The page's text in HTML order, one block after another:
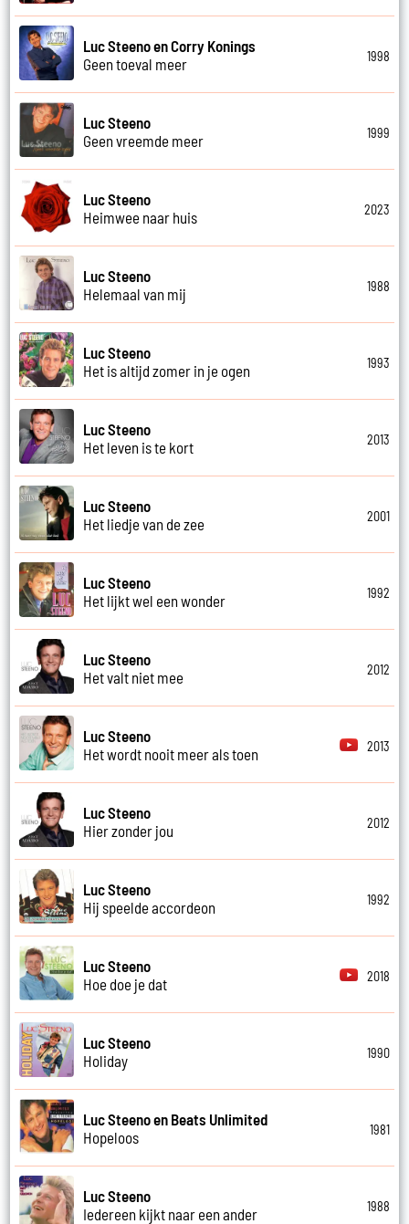
Luc Steeno en Corry Konings
Geen toeval meer
1998
Luc Steeno
Geen vreemde meer
1999
Luc Steeno
Heimwee naar huis
2023
Luc Steeno
Helemaal van mij
1988
Luc Steeno
Het is altijd zomer in je ogen
1993
Luc Steeno
Het leven is te kort
2013
Luc Steeno
Het liedje van de zee
2001
Luc Steeno
Het lijkt wel een wonder
1992
Luc Steeno
Het valt niet mee
2012
Luc Steeno
Het wordt nooit meer als toen
2013
Luc Steeno
Hier zonder jou
2012
Luc Steeno
Hij speelde accordeon
1992
Luc Steeno
Hoe doe je dat
2018
Luc Steeno
Holiday
1990
Luc Steeno en Beats Unlimited
Hopeloos
1981
Luc Steeno
Iedereen kijkt naar een ander
1988